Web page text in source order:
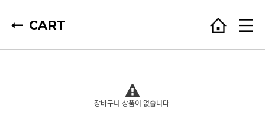
CART
장바구니 상품이 없습니다.